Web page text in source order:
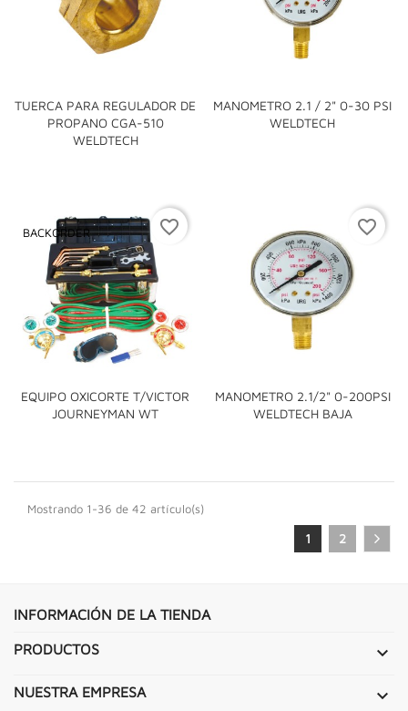
TUERCA PARA REGULADOR DE
PROPANO CGA-510
WELDTECH
MANOMETRO 2.1 / 2" 0-30 PSI
WELDTECH
EQUIPO OXICORTE T/VICTOR
JOURNEYMAN WT
BACKORDER favorite_border
MANOMETRO 2.1/2" 0-200PSI
WELDTECH BAJA
favorite_border
Mostrando 1-36 de 42 artículo(s)
1 2
INFORMACIÓN DE LA TIENDA
PRODUCTOS 
NUESTRA EMPRESA 